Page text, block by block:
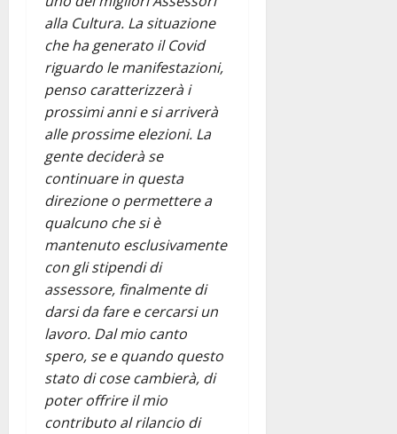
alla Cultura. La situazione
che ha generato il Covid
riguardo le manifestazioni,
penso caratterizzerà i
prossimi anni e si arriverà
alle prossime elezioni. La
gente deciderà se
continuare in questa
direzione o permettere a
qualcuno che si è
mantenuto esclusivamente
con gli stipendi di
assessore, finalmente di
darsi da fare e cercarsi un
lavoro. Dal mio canto
spero, se e quando questo
stato di cose cambierà, di
poter offrire il mio
contributo al rilancio di